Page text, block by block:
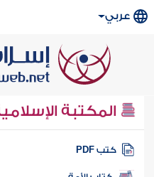
عربي
المكتبة
كتب PDF